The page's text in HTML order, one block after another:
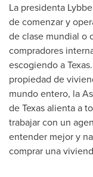
La presidenta
de comenzar y
de clase mundial o
compradores
escogiendo aTexas
propiedad de
mundo entero, la
deTexasalienta a
trabajar con un
entender mejor y
comprar una